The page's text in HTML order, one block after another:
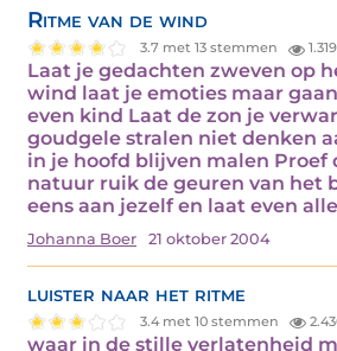
Ritme van de wind
3.7 met 13 stemmen 1.319
Laat je gedachten zweven op
wind laat je emoties maar
even kind Laat de zon je
goudgele stralen niet denken
in je hoofd blijven malen Proef
natuur ruik de geuren van het
eens aan jezelf en laat even
Johanna Boer 21 oktober 2004
luister naar het ritme
3.4 met 10 stemmen
waar in de stille verlatenheid